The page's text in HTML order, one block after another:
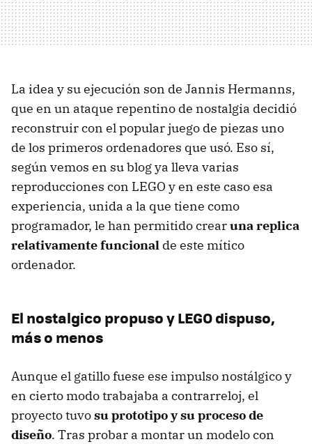
La idea y su ejecución son de Jannis Hermanns,
que en un ataque repentino de nostalgia decidió
reconstruir con el popular juego de piezas uno
de los primeros ordenadores que usó. Eso sí,
según vemos en su blog ya lleva varias
reproducciones con LEGO y en este caso esa
experiencia, unida a la que tiene como
programador, le han permitido crearuna replica
relativamente funcional de este mítico
ordenador.
El nostalgico propuso y LEGO dispuso,
más o menos
Aunque el gatillo fuese ese impulso nostálgico y
en cierto modo trabajaba a contrarreloj, el
proyecto tuvosu prototipo y su proceso de
diseño. Tras probar a montar un modelo con